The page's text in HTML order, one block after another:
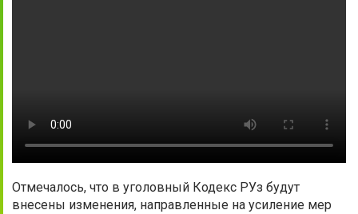
Отмечалось, что в уголовный Кодекс РУз будут
внесены изменения, направленные на усиление мер